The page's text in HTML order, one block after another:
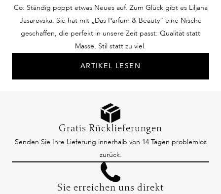
Co: Ständig poppt etwas Neues auf. Zum Glück gibt es Liljana
Jasarovska. Sie hat mit „Das Parfum & Beauty“ eine Nische
geschaffen, die perfekt in unsere Zeit passt: Qualität statt
Masse, Stil statt zu viel.
ARTIKEL LESEN
Gratis Rücklieferungen
Senden Sie Ihre Lieferung innerhalb von 14 Tagen problemlos
zurück.
Sie erreichen uns direkt